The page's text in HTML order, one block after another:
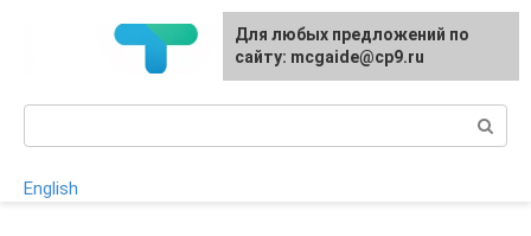
English
Для любых предложений по
сайту: mcgaide@cp9.ru